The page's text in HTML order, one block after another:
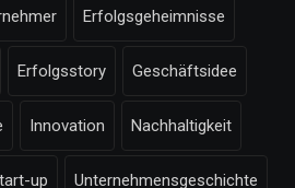
Erfolgsgeheimnisse
Erfolgsstory Geschäftsidee
Innovation Nachhaltigkeit
up Unternehmensgeschichte